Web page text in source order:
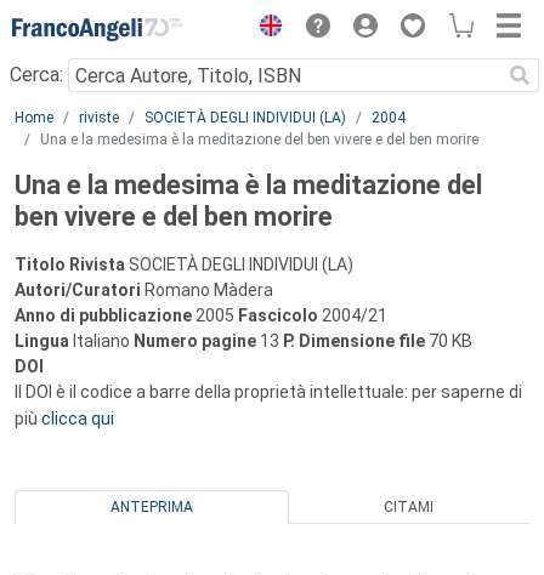
Menu
Cerca:
Main content
Home riviste SOCIETÀ DEGLI INDIVIDUI (LA)
2004
Una e la medesima è la meditazione del ben vivere e del ben morire
Una e la medesima è la meditazione del
ben vivere e del ben morire
Titolo Rivista SOCIETÀ DEGLI INDIVIDUI (LA)
Autori/Curatori Romano Màdera
Anno di pubblicazione 2005 Fascicolo 2004/21
Lingua Italiano Numero pagine 13 P. Dimensione file 70 KB
DOI
Il DOI è il codice a barre della proprietà intellettuale: per saperne di
più clicca qui
ANTEPRIMA CITAMI